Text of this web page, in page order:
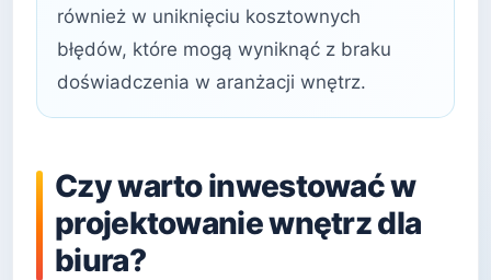
również w uniknięciu kosztownych
błędów, które mogą wyniknąć z braku
doświadczenia w aranżacji wnętrz.
Czy warto inwestować w
projektowanie wnętrz dla
biura?